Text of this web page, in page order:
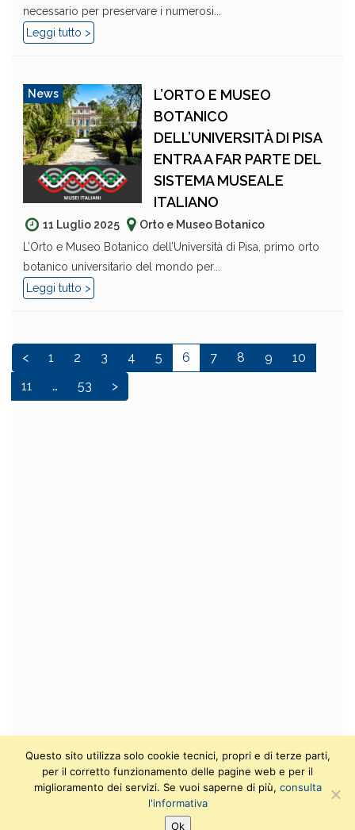
necessario per preservare i numerosi...
Leggi tutto >
News
L’ORTO E MUSEO
BOTANICO
DELL’UNIVERSITÀ DI PISA
ENTRA A FAR PARTE DEL
SISTEMA MUSEALE
ITALIANO
11 Luglio 2025
Orto e Museo Botanico
L’Orto e Museo Botanico dell’Università di Pisa, primo orto
botanico universitario del mondo per...
Leggi tutto >
< 1 2 3 4 5 6 7 8 9
10
11
… 53 >
Questo sito utilizza solo cookie tecnici, propri e di terze parti,
per il corretto funzionamento delle pagine web e per il
miglioramento dei servizi. Se vuoi saperne di più, consulta
l'informativa
Ok